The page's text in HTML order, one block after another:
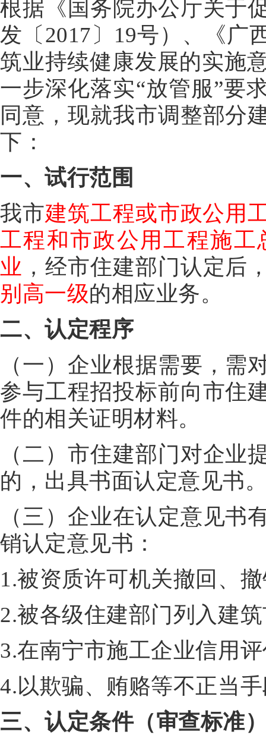
根据《国务院办公厅关于
发〔2017〕19号）、《广
筑业持续健康发展的实施
一步深化落实“放管服”要
同意，现就我市调整部分
下：
一、试行范围
我市建筑工程或市政公用
工程和市政公用工程施
业 ，经市住建部门认定后
别高一级的相应业务。
二、认定程序
（一）企业根据需要，需
参与工程招投标前向市住
件的相关证明材料。
（二）市住建部门对企业
的，出具书面认定意见书
（三）企业在认定意见书
销认定意见书：
1.被资质许可机关撤回、
2.被各级住建部门列入建
3.在南宁市施工企业信用
4.以欺骗、贿赂等不正当
三、认定条件（审查标准